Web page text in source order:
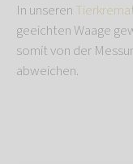
In unseren
geeichten Waage
somit von der
abweichen.